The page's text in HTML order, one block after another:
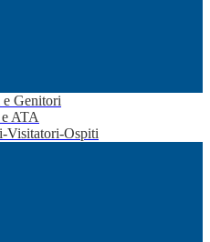
Genitori
ATA
Visitatori-Ospiti